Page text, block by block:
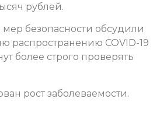
рублей.
безопасности обсудили
распространению COVID-19
более строго проверять
рост заболеваемости.